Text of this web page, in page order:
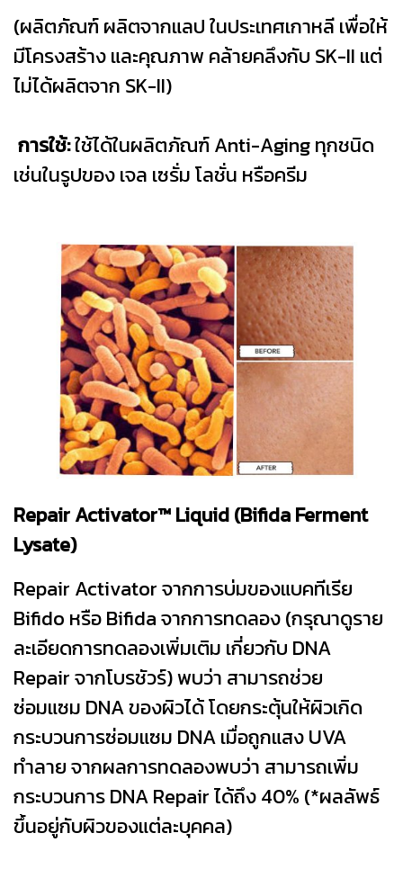
(ผลิตภัณฑ์ ผลิตจากแลป ในประเทศเกาหลี เพื่อให้
มีโครงสร้าง และคุณภาพ คล้ายคลึงกับ SK-II แต่
ไม่ได้ผลิตจาก SK-II)
การใช้:ใช้ได้ในผลิตภัณฑ์ Anti-Aging ทุกชนิด
เช่นในรูปของ เจล เซรั่ม โลชั่น หรือครีม
Repair Activator™ Liquid (Bifida Ferment
Lysate)
Repair Activator จากการบ่มของแบคทีเรีย
Bifido หรือ Bifida จากการทดลอง (กรุณาดูราย
ละเอียดการทดลองเพิ่มเติม เกี่ยวกับ DNA
Repair จากโบรชัวร์) พบว่า สามารถช่วย
ซ่อมแซม DNA ของผิวได้ โดยกระตุ้นให้ผิวเกิด
กระบวนการซ่อมแซม DNA เมื่อถูกแสง UVA
ทำลาย จากผลการทดลองพบว่า สามารถเพิ่ม
กระบวนการ DNA Repair ได้ถึง 40% (*ผลลัพธ์
ขึ้นอยู่กับผิวของแต่ละบุคคล)